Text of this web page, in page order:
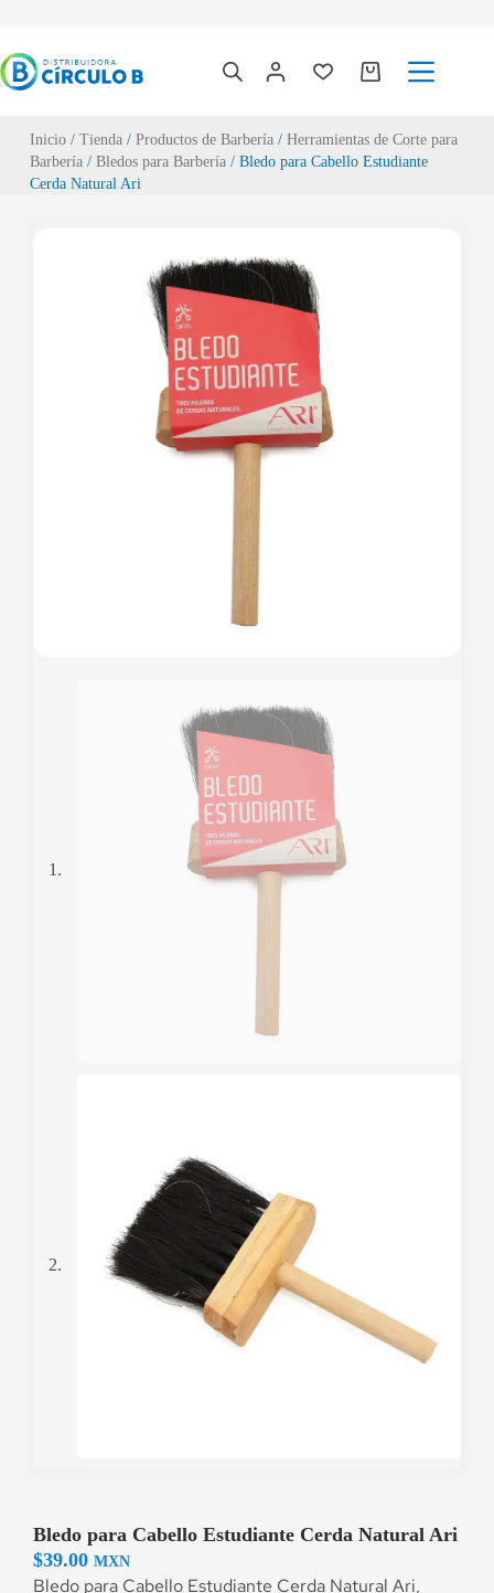
Inicio/ Tienda/ Productos de Barbería/ Herramientas de Corte para
Barbería/ Bledos para Barbería/ Bledo para Cabello Estudiante
Cerda Natural Ari
Bledo para Cabello Estudiante Cerda Natural Ari
$39.00 MXN
Bledo para Cabello Estudiante Cerda Natural Ari,